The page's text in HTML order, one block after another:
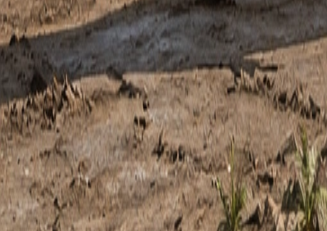
랜덤 퀴즈 📚테마 퀴즈 📋 출제 목록